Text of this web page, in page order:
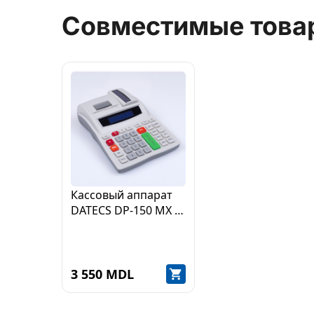
Совместимые
Кассовый аппарат
DATECS DP-150 MX с
3 550 MDL